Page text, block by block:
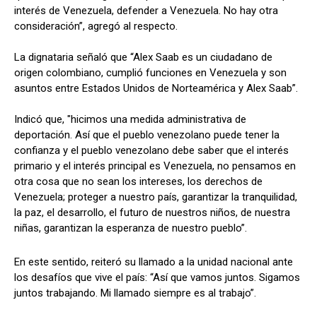
interés de Venezuela, defender a Venezuela. No hay otra
consideración”, agregó al respecto.
La dignataria señaló que “Alex Saab es un ciudadano de
origen colombiano, cumplió funciones en Venezuela y son
asuntos entre Estados Unidos de Norteamérica y Alex Saab”.
Indicó que, "hicimos una medida administrativa de
deportación. Así que el pueblo venezolano puede tener la
confianza y el pueblo venezolano debe saber que el interés
primario y el interés principal es Venezuela, no pensamos en
otra cosa que no sean los intereses, los derechos de
Venezuela; proteger a nuestro país, garantizar la tranquilidad,
la paz, el desarrollo, el futuro de nuestros niños, de nuestra
niñas, garantizan la esperanza de nuestro pueblo”.
En este sentido, reiteró su llamado a la unidad nacional ante
los desafíos que vive el país: “Así que vamos juntos. Sigamos
juntos trabajando. Mi llamado siempre es al trabajo”.